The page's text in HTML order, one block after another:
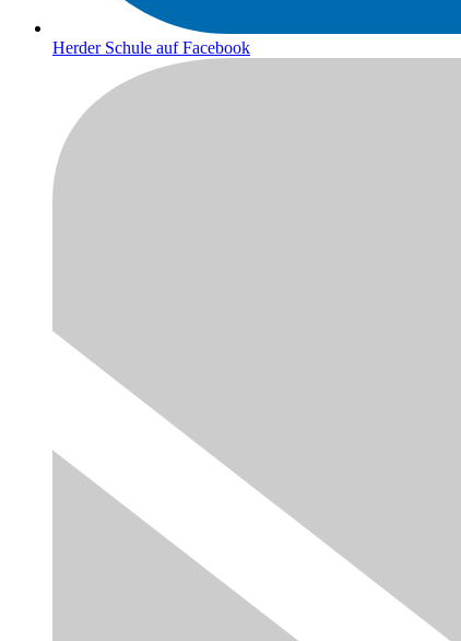
Herder Schule auf Facebook